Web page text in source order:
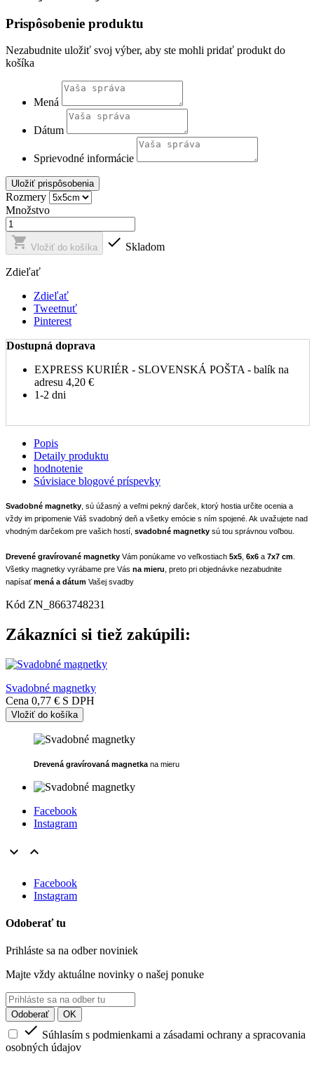
Prispôsobenie produktu
Nezabudnite uložiť svoj výber, aby ste mohli pridať produkt do
košíka
Mená
Dátum
Sprievodné informácie
Uložiť prispôsobenia
Rozmery
Množstvo
 Vložiť do košíka  Skladom
Zdieľať
Zdieľať
Tweetnuť
Pinterest
Dostupná doprava
EXPRESS KURIÉR - SLOVENSKÁ POŠTA - balík na
adresu 4,20 €
1-2 dni
Popis
Detaily produktu
hodnotenie
Súvisiace blogové príspevky
Svadobné magnetky , sú úžasný a veľmi pekný darček, ktorý hostia určite ocenia a
vždy im pripomenie Váš svadobný deň a všetky emócie s ním spojené. Ak uvažujete nad
vhodným darčekom pre vašich hostí, svadobné magnetky sú tou správnou voľbou.
Drevené gravírované magnetky Vám ponúkame vo veľkostiach 5x5 6x6 a 7x7 cm
Všetky magnetky vyrábame pre Vás na mieru , preto pri objednávke nezabudnite
napísaťmená a dátum Vašej svadby
Kód ZN_8663748231
Zákazníci si tiež zakúpili:
Svadobné magnetky
Cena 0,77 € S DPH
Vložiť do košíka
Drevená gravírovaná magnetka na mieru
Facebook
Instagram
 
Facebook
Instagram
Odoberať tu
Prihláste sa na odber noviniek
Majte vždy aktuálne novinky o našej ponuke
 Súhlasím s podmienkami a zásadami ochrany a spracovania
osobných údajov